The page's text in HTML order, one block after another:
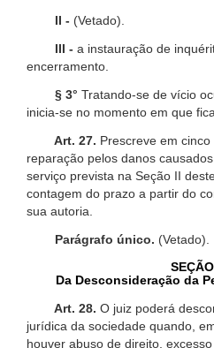
II - (Vetado).
III - a instauração de
encerramento.
§ 3° Tratando-se de vício
inicia-se no momento em que
Art. 27. Prescreve em
reparação pelos danos
serviço prevista na Seção II
contagem do prazo a partir do
sua autoria.
Parágrafo único. (Vetado).
Da Desconsideração da
Art. 28. O juiz poderá
jurídica da sociedade quando,
houver abuso de direito,